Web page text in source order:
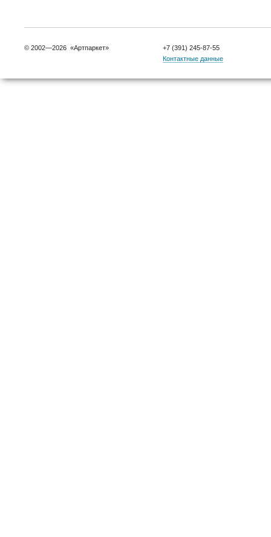
© 2002—2026 «Артпаркет»
+7 (391) 245-87-55
Контактные данные